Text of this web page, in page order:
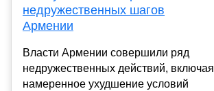
недружественных шагов
Армении
Власти Армении совершили ряд
недружественных действий, включая
намеренное ухудшение условий